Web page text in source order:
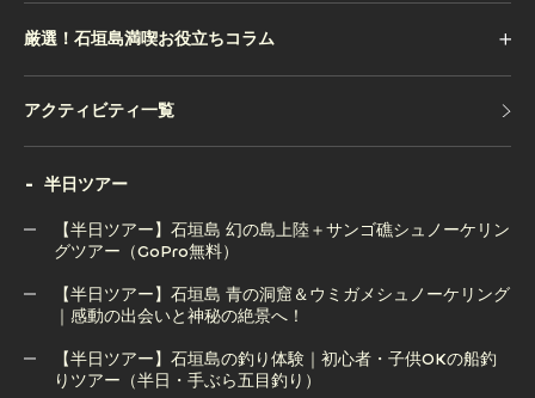
厳選！石垣島満喫お役立ちコラム
アクティビティ一覧
半日ツアー
【半日ツアー】石垣島 幻の島上陸＋サンゴ礁シュノーケリン
グツアー（GoPro無料）
【半日ツアー】石垣島 幻の島上陸＋サンゴ礁シュノーケリン
グツアー（GoPro無料）
【半日ツアー】石垣島 青の洞窟＆ウミガメシュノーケリング
｜感動の出会いと神秘の絶景へ！
【半日ツアー】石垣島 青の洞窟＆ウミガメシュノーケリング
【半日ツアー】石垣島の釣り体験｜初心者・子供OKの船釣
りツアー（半日・手ぶら五目釣り）